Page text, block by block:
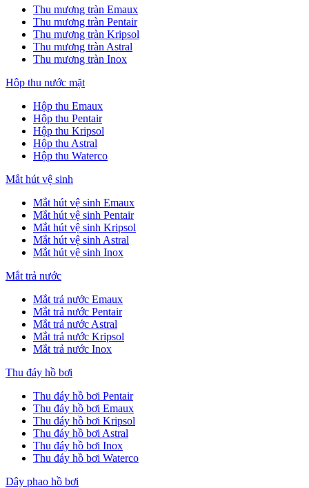
Thu mương tràn Emaux
Thu mương tràn Pentair
Thu mương tràn Kripsol
Thu mương tràn Astral
Thu mương tràn Inox
Hôp thu nước mặt
Hộp thu Emaux
Hộp thu Pentair
Hộp thu Kripsol
Hộp thu Astral
Hộp thu Waterco
Mắt hút vệ sinh
Mắt hút vệ sinh Emaux
Mắt hút vệ sinh Pentair
Mắt hút vệ sinh Kripsol
Mắt hút vệ sinh Astral
Mắt hút vệ sinh Inox
Mắt trả nước
Mắt trả nước Emaux
Mắt trả nước Pentair
Mắt trả nước Astral
Mắt trả nước Kripsol
Mắt trả nước Inox
Thu đáy hồ bơi
Thu đáy hồ bơi Pentair
Thu đáy hồ bơi Emaux
Thu đáy hồ bơi Kripsol
Thu đáy hồ bơi Astral
Thu đáy hồ bơi Inox
Thu đáy hồ bơi Waterco
Dây phao hồ bơi